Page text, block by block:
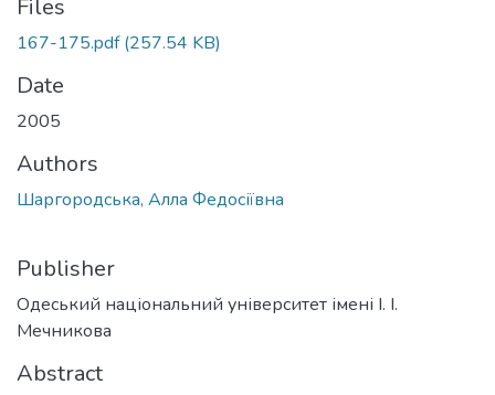
Files
167-175.pdf(257.54 KB)
Date
2005
Authors
Шаргородська, Алла Федосіївна
Publisher
Одеський національний університет імені І. І.
Мечникова
Abstract